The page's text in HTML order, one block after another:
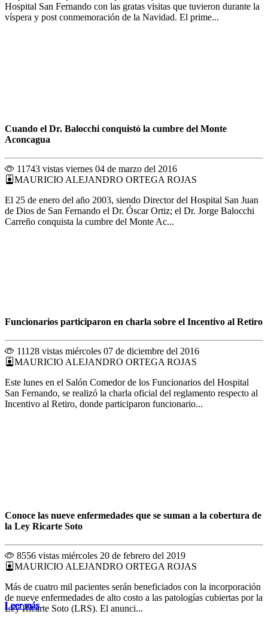
Leer más
Leer más
Leer más
Leer más
Hospital San Fernando con las gratas visitas que tuvieron durante la
víspera y post conmemoración de la Navidad. El prime...
Leer más
Cuando el Dr. Balocchi conquistó la cumbre del Monte
Aconcagua
11743 vistas viernes 04 de marzo del 2016
MAURICIO ALEJANDRO ORTEGA ROJAS
El 25 de enero del año 2003, siendo Director del Hospital San Juan
de Dios de San Fernando el Dr. Óscar Ortiz; el Dr. Jorge Balocchi
Carreño conquista la cumbre del Monte Ac...
Leer más
Funcionarios participaron en charla sobre el Incentivo al Retiro
11128 vistas miércoles 07 de diciembre del 2016
MAURICIO ALEJANDRO ORTEGA ROJAS
Este lunes en el Salón Comedor de los Funcionarios del Hospital
San Fernando, se realizó la charla oficial del reglamento respecto al
Incentivo al Retiro, donde participaron funcionario...
Leer más
Conoce las nueve enfermedades que se suman a la cobertura de
la Ley Ricarte Soto
8556 vistas miércoles 20 de febrero del 2019
MAURICIO ALEJANDRO ORTEGA ROJAS
Más de cuatro mil pacientes serán beneficiados con la incorporación
de nueve enfermedades de alto costo a las patologías cubiertas por la
Ley Ricarte Soto (LRS). El anunci...
Leer más
Leer más
Leer más
Leer más
Leer más